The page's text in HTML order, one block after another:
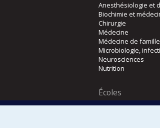
Anesthésiologie et
Biochimie et
Chirurgie
Médecine
Médecine de
Microbiologie,
Neurosciences
Nutrition
Écoles
Kinésiologie et des